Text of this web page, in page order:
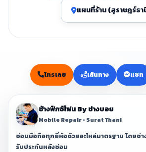
แผนที่ร้าน (สุราษฎร์ธา
โทรเลย เส้นทาง แชท
ช้างฟิกซ์โฟน By ช่างบอย
Mobile Repair • Surat Thani
ซ่อมมือถือทุกยี่ห้อด้วยอะไหล่มาตรฐาน โดยช่
รับประกันหลังซ่อม